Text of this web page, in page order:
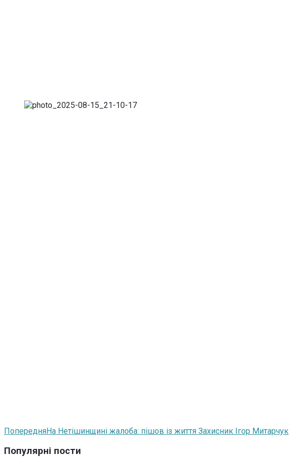
ПопередняНа Нетішинщині жалоба: пішов із життя Захисник Ігор Митарчук
Популярні пости